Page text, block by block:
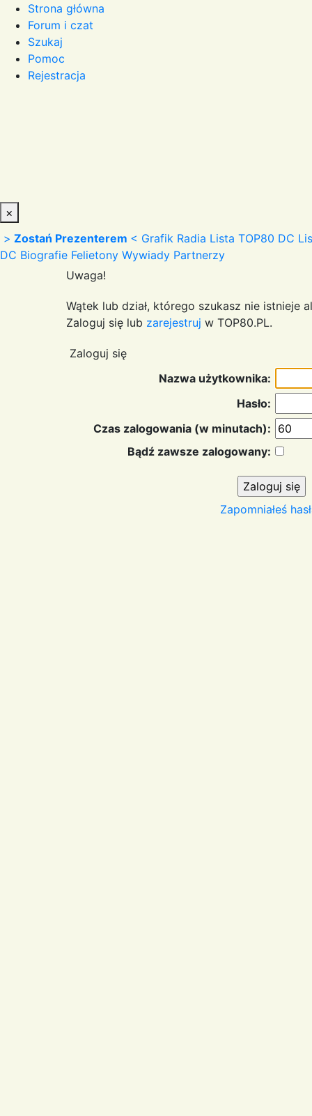
Strona główna
Forum i czat
Szukaj
Pomoc
Rejestracja
×
> Zostań Prezenterem < Grafik Radia Lista TOP80 DC
DC Biografie Felietony Wywiady Partnerzy
Uwaga!
Wątek lub dział, którego szukasz nie istnieje
Zaloguj się lub zarejestruj w TOP80.PL.
Zaloguj się
Nazwa użytkownika:
Hasło:
Czas zalogowania (w minutach):
Bądź zawsze zalogowany:
Zapomniałeś